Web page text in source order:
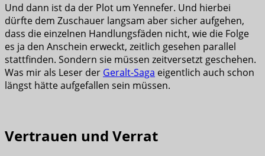
Und dann ist da der Plot um Yennefer. Und hierbei
dürfte dem Zuschauer langsam aber sicher aufgehen,
dass die einzelnen Handlungsfäden nicht, wie die Folge
es ja den Anschein erweckt, zeitlich gesehen parallel
stattfinden. Sondern sie müssen zeitversetzt geschehen.
Was mir als Leser der Geralt-Saga eigentlich auch schon
längst hätte aufgefallen sein müssen.
Vertrauen und Verrat